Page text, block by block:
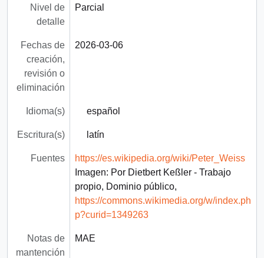
Nivel de
detalle
Parcial
Fechas de
creación,
revisión o
eliminación
2026-03-06
Idioma(s) español
Escritura(s) latín
Fuentes
https://es.wikipedia.org/wiki/Peter_Weiss
Imagen: Por Dietbert Keßler - Trabajo
propio, Dominio público,
https://commons.wikimedia.org/w/index.ph
p?curid=1349263
Notas de
mantención
MAE